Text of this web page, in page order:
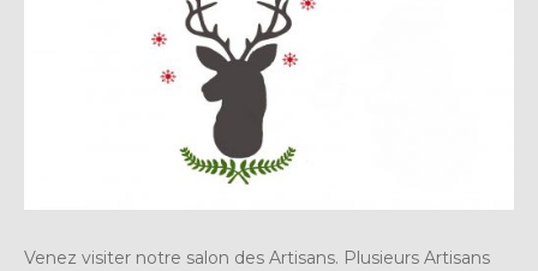
Venez visiter notre salon des Artisans. Plusieurs Artisans